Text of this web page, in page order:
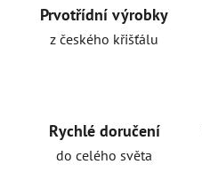
Prvotřídní výrobky
z českého křišťálu
Rychlé doručení
do celého světa